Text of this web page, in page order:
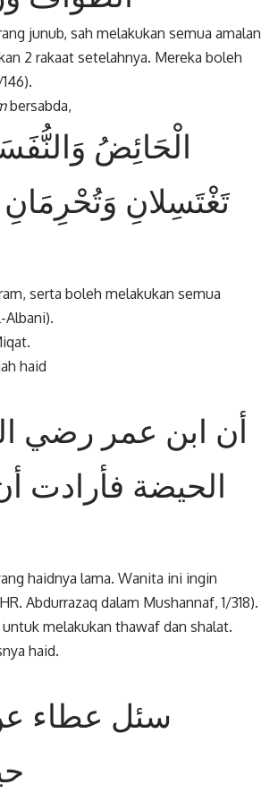
junub, sah melakukan semua amalan
2 rakaat setelahnya. Mereka boleh
bersabda,
الْحَائِضُ
تَغْتَسِلانِ
serta boleh melakukan semua
Albani).
haid
أن ابن عمر رضي
الحيضة فأرادت
haidnya lama. Wanita ini ingin
Abdurrazaq dalam Mushannaf, 1/318).
melakukan thawaf dan shalat.
haid.
سئل عطاء